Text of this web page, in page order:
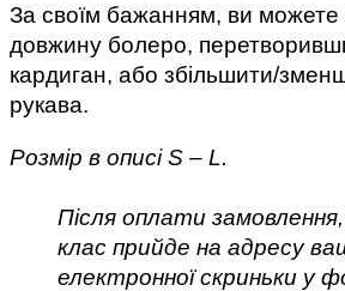
За своїм бажанням, ви можете
довжину болеро,
кардиган, або збільшити/
рукава.
Розмір в описі S – L.
Після оплати
клас прийде на адресу
електронної скриньки у